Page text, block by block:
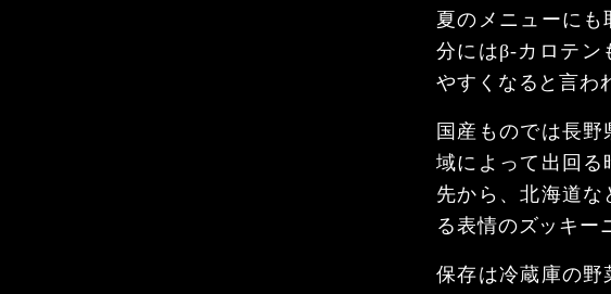
夏のメニューに
分にはβ-カロテン
やすくなると言わ
国産ものでは長
域によって出回る
先から、北海道
る表情のズッキー
保存は冷蔵庫の野